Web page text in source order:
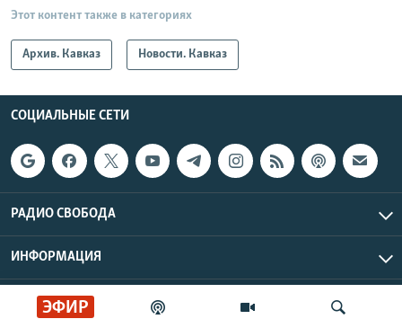
ЭФИР
Этот контент также в категориях
Архив. Кавказ Новости. Кавказ
СОЦИАЛЬНЫЕ СЕТИ
РАДИО СВОБОДА
ИНФОРМАЦИЯ
Радио Свобода © 2026 RFE/RL, Inc. | Все права защищены.